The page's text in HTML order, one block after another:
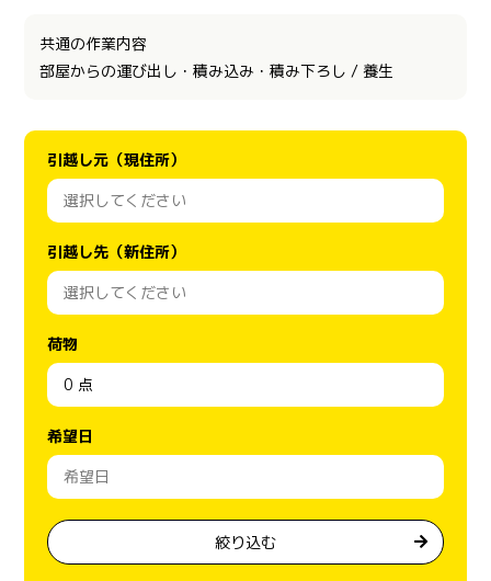
共通の作業内容
部屋からの運び出し・積み込み・積み下ろし / 養生
引越し元（現住所）
引越し先（新住所）
荷物
希望日
絞り込む